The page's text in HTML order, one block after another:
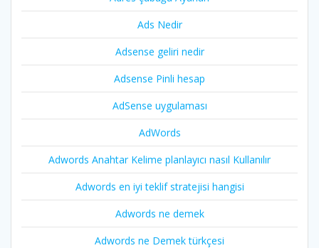
Ads Nedir
Adsense geliri nedir
Adsense Pinli hesap
AdSense uygulaması
AdWords
Adwords Anahtar Kelime planlayıcı nasıl Kullanılır
Adwords en iyi teklif stratejisi hangisi
Adwords ne demek
Adwords ne Demek türkçesi